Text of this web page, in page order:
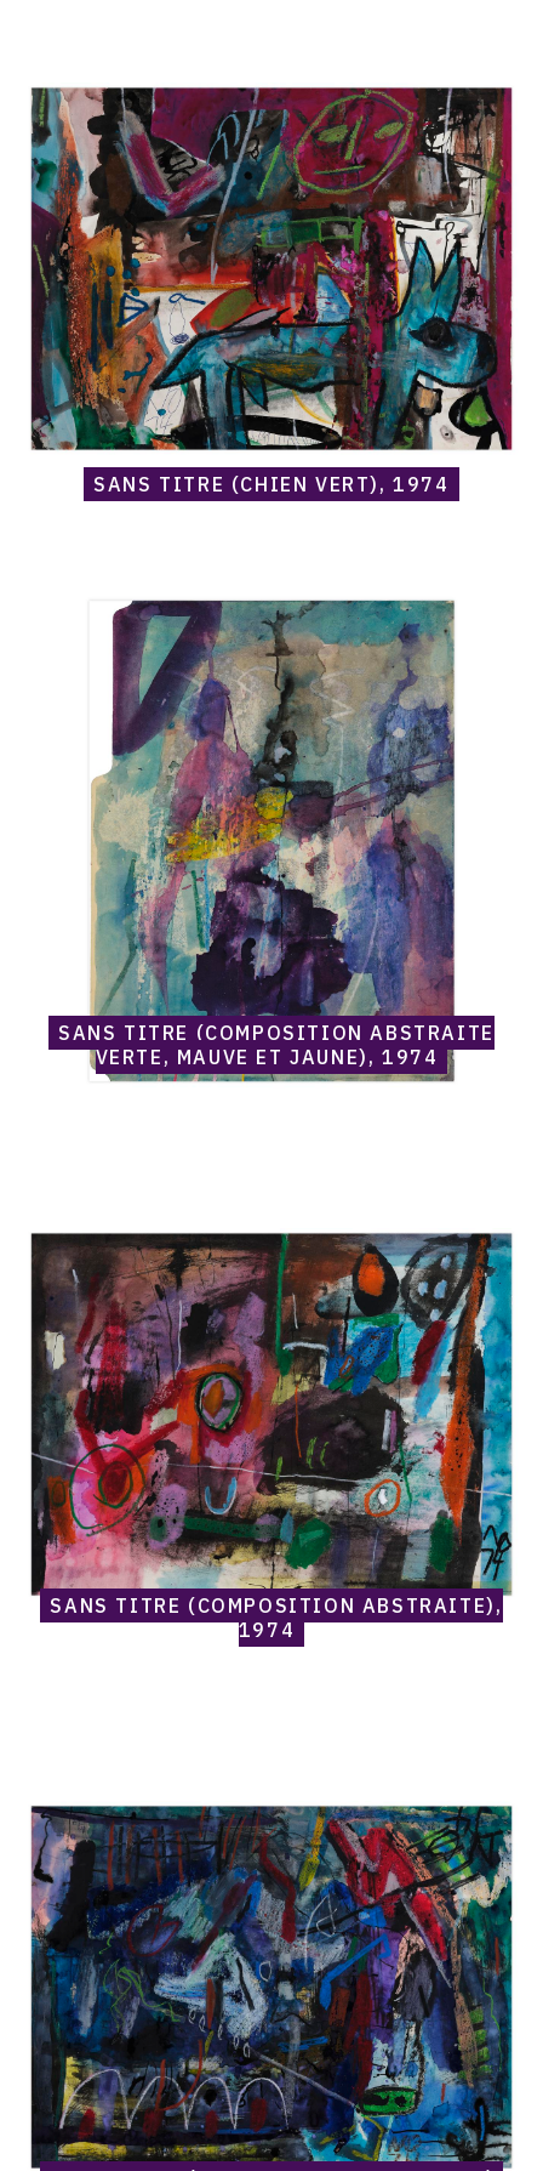
Norris
Embry,
Sans
titre
(Chien
vert),
1974
SANS TITRE (CHIEN VERT), 1974
(Composition
abstraite
SANS TITRE (COMPOSITION ABSTRAITE
VERTE, MAUVE ET JAUNE), 1974
Norris
Embry,
Sans
titre
(Composition
abstraite),
1974
SANS TITRE (COMPOSITION ABSTRAITE),
1974
Norris
Embry,
Sans
titre
(Composition
abstraite),
1974